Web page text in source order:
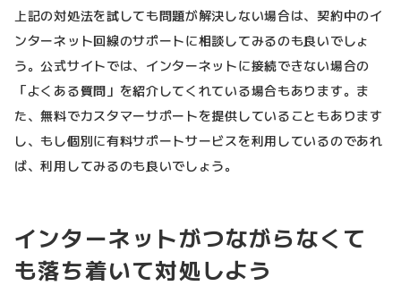
上記の対処法を試しても問題が解決しない場合は、契約中のイ
ンターネット回線のサポートに相談してみるのも良いでしょ
う。公式サイトでは、インターネットに接続できない場合の
「よくある質問」を紹介してくれている場合もあります。ま
た、無料でカスタマーサポートを提供していることもあります
し、もし個別に有料サポートサービスを利用しているのであれ
ば、利用してみるのも良いでしょう。
インターネットがつながらなくて
も落ち着いて対処しよう